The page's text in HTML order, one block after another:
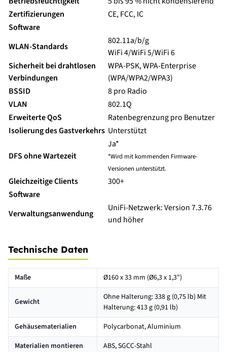
Zertifizierungen
CE, FCC, IC
Software
WLAN-Standards
802.11a/b/g
WiFi 4/WiFi 5/WiFi 6
Sicherheit bei drahtlosen
Verbindungen
WPA-PSK, WPA-Enterprise
(WPA/WPA2/WPA3)
BSSID
8 pro Radio
VLAN
802.1Q
Erweiterte QoS
Ratenbegrenzung pro Benutzer
Isolierung des Gastverkehrs Unterstützt
DFS ohne Wartezeit
Ja*
*Wird mit kommenden Firmware-
Versionen unterstützt.
Gleichzeitige Clients
300+
Software
Verwaltungsanwendung
UniFi-Netzwerk: Version 7.3.76
und höher
Technische Daten
Maße Ø160 x 33 mm (Ø6,3 x 1,3")
Gewicht
Ohne Halterung: 338 g (0,75 lb) Mit
Halterung: 413 g (0,91 lb)
Gehäusematerialien
Polycarbonat, Aluminium
Materialien montieren
ABS, SGCC-Stahl